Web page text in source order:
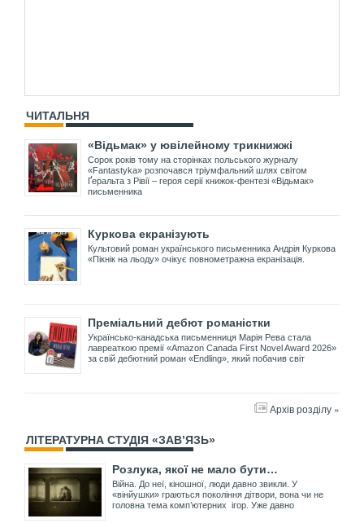
ЧИТАЛЬНЯ
«Відьмак» у ювілейному трикнижжі
Сорок років тому на сторінках польського журналу
«Fantastyka» розпочався тріумфальний шлях світом
Ґеральта з Рівії – героя серії книжок-фентезі «Відьмак»
письменника
Куркова екранізують
Культовий роман українського письменника Андрія Куркова
«Пікнік на льоду» очікує повнометражна екранізація.
Преміальний дебют романістки
Українсько-канадська письменниця Марія Рева стала
лавреаткою премії «Amazon Canada First Novel Award 2026»
за свій дебютний роман «Endling», який побачив світ
Архів розділу »
ЛІТЕРАТУРНА СТУДІЯ «ЗАВ’ЯЗЬ»
Розлука, якої не мало бути…
Війна. До неї, кіношної, люди давно звикли. У
«вінйушки» граються покоління дітвори, вона чи не
головна тема комп’ютерних ігор. Уже давно